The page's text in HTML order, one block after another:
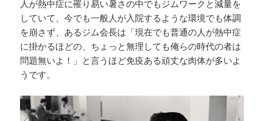
人が熱中症に罹り易い暑さの中でもジムワークと減量を
していて、今でも一般人が入院するような環境でも体調
を崩さず、あるジム会長は「現在でも普通の人が熱中症
に掛かるほどの、ちょっと無理しても俺らの時代の者は
問題無いよ！」と言うほど免疫ある頑丈な肉体が多いよ
うです。